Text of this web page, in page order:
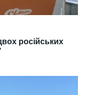
російських